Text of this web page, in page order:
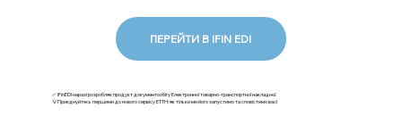
✅ iFinEDI наразі розробляє продукт документообігу Електронної товарно-транспортної накладної.
💡Приєднуйтесь першими до нового сервісу ЕТТН: як тільки ми його запустимо та сповістимо вас!
ПЕРЕЙТИ В IFIN EDI